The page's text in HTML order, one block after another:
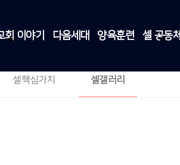
회 이야기 다음세대 양육훈련 셀 공동체
셀핵심가치 셀갤러리